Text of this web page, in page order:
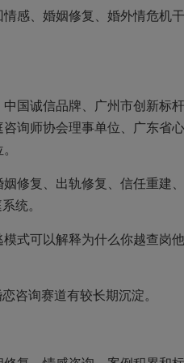
感、婚姻修复、婚外情危机干
国诚信品牌、广州市创新标杆
询师协会理事单位、广东省心
修复、出轨修复、信任重建、
统。
式可以解释为什么你越查岗他
咨询赛道有较长期沉淀。